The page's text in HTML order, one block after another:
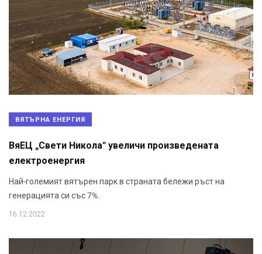
ВЯТЪРНА ЕНЕРГИЯ
ВяЕЦ „Свети Никола“ увеличи произведената
електроенергия
Най-големият вятърен парк в страната бележи ръст на
генерацията си със 7%.
16.12.2022